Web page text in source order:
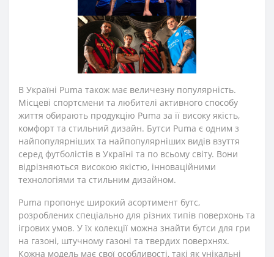
В Україні Puma також має величезну популярність.
Місцеві спортсмени та любителі активного способу
життя обирають продукцію Puma за її високу якість,
комфорт та стильний дизайн. Бутси Puma є одним з
найпопулярніших та найпопулярніших видів взуття
серед футболістів в Україні та по всьому світу. Вони
відрізняються високою якістю, інноваційними
технологіями та стильним дизайном.
Puma пропонує широкий асортимент бутс,
розроблених спеціально для різних типів поверхонь та
ігрових умов. У їх колекції можна знайти бутси для гри
на газоні, штучному газоні та твердих поверхнях.
Кожна модель має свої особливості, такі як унікальні